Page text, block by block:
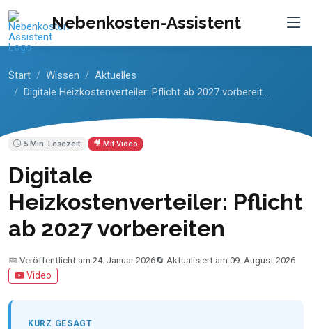
Nebenkosten-Assistent
Start Wissen
Aktuelles
Digitale Heizkostenverteiler: Pflicht ab 2027 vorbereit...
5 Min. Lesezeit 🎥 Mit Video
Digitale
Heizkostenverteiler: Pflicht
ab 2027 vorbereiten
📅 Veröffentlicht am 24. Januar 2026🔄 Aktualisiert am 09. August 2026
Video
KURZ GESAGT